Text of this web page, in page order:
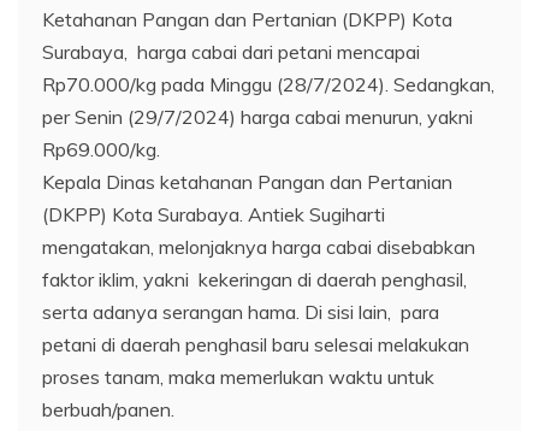
Ketahanan Pangan dan Pertanian (DKPP) Kota
Surabaya, harga cabai dari petani mencapai
Rp70.000/kg pada Minggu (28/7/2024). Sedangkan,
per Senin (29/7/2024) harga cabai menurun, yakni
Rp69.000/kg.
Kepala Dinas ketahanan Pangan dan Pertanian
(DKPP) Kota Surabaya. Antiek Sugiharti
mengatakan, melonjaknya harga cabai disebabkan
faktor iklim, yakni kekeringan di daerah penghasil,
serta adanya serangan hama. Di sisi lain, para
petani di daerah penghasil baru selesai melakukan
proses tanam, maka memerlukan waktu untuk
berbuah/panen.